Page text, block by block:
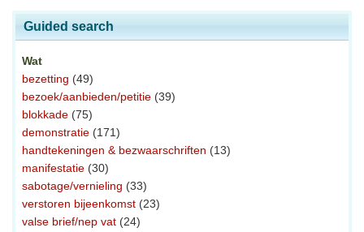
Guided search
Wat
bezetting (49)
bezoek/aanbieden/petitie (39)
blokkade (75)
demonstratie (171)
handtekeningen & bezwaarschriften (13)
manifestatie (30)
sabotage/vernieling (33)
verstoren bijeenkomst (23)
valse brief/nep vat (24)